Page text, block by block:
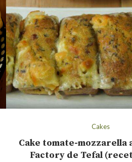
Cakes
Cake tomate-mozzarella
Factory de Tefal